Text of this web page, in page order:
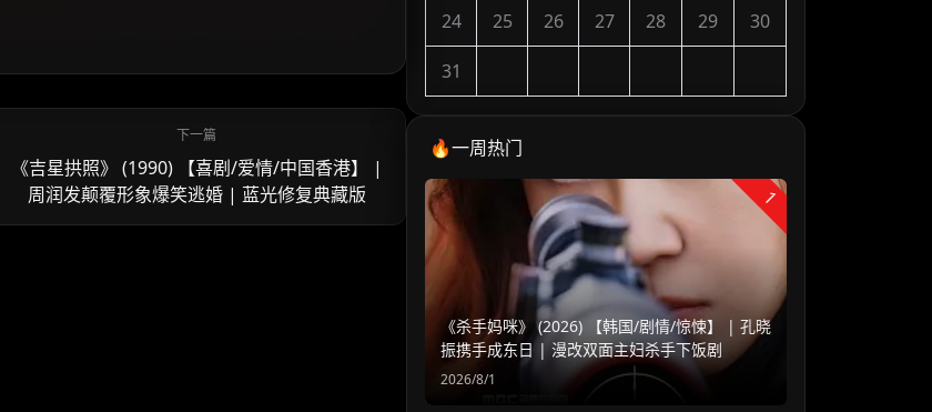
《吉星拱照》 (1990) 【喜剧/爱情/中国香港】 |
周润发颠覆形象爆笑逃婚 | 蓝光修复典藏版
24 25 26 27 28 29 30
31
🔥一周热门
1
《杀手妈咪》 (2026) 【韩国/剧情/惊悚】 | 孔晓
振携手成东日 | 漫改双面主妇杀手下饭剧
2026/8/1